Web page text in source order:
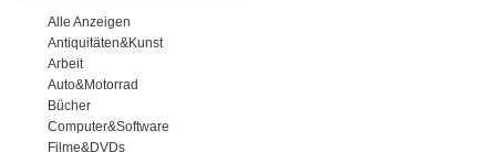
Alle Anzeigen
Antiquitäten&Kunst
Arbeit
Auto&Motorrad
Bücher
Computer&Software
Filme&DVDs